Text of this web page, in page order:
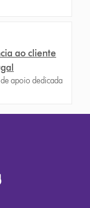
ao cliente
apoio dedicada